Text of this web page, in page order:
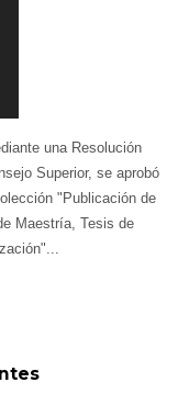
una Resolución
Superior, se aprobó
"Publicación de
Maestría, Tesis de